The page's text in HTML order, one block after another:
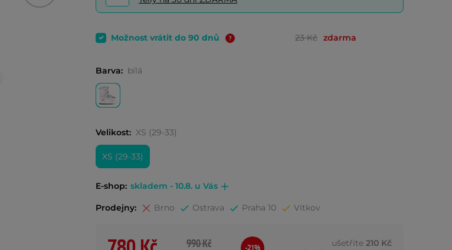
Možnost vrátit do 90 dnů 23 Kč zdarma
Barva: bílá
Velikost: XS (29-33)
XS (29-33)
E-shop: skladem - 10.8. u Vás
Prodejny: Brno Ostrava Praha 10 Vítkov
990 Kč ušetříte 210 Kč